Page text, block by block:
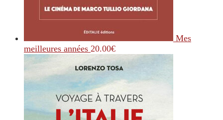
Mes
meilleures années 20.00€